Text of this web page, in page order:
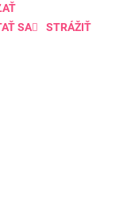
SA STRÁŽIŤ